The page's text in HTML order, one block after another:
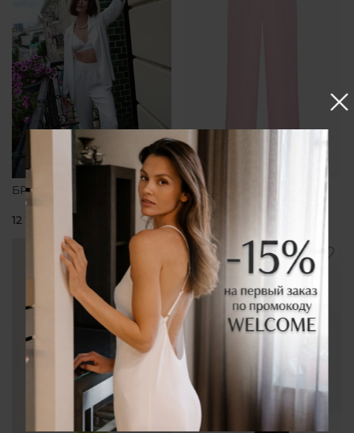
БРЮКИ ПРЯМЫЕ БЕЛЫЕ
12 150 ₽
БРЮКИ ПРЯМЫЕ
РОЗОВЫЕ
12 150 ₽